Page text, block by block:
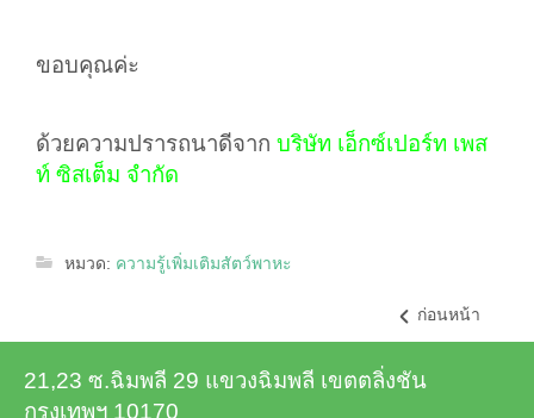
ขอบคุณค่ะ
ด้วยความปรารถนาดีจาก บริษัท เอ็กซ์เปอร์ท เพส
ท์ ซิสเต็ม จำกัด
หมวด: ความรู้เพิ่มเติมสัตว์พาหะ
ก่อนหน้า
21,23 ซ.ฉิมพลี 29 แขวงฉิมพลี เขตตลิ่งชัน
กรุงเทพฯ 10170